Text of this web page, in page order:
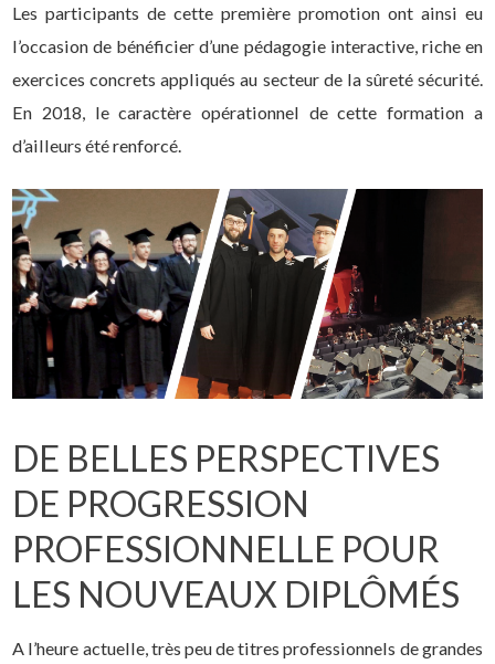
Les participants de cette première promotion ont ainsi eu
l’occasion de bénéficier d’une pédagogie interactive, riche en
exercices concrets appliqués au secteur de la sûreté sécurité.
En 2018, le caractère opérationnel de cette formation a
d’ailleurs été renforcé.
DE BELLES PERSPECTIVES
DE PROGRESSION
PROFESSIONNELLE POUR
LES NOUVEAUX DIPLÔMÉS
A l’heure actuelle, très peu de titres professionnels de grandes